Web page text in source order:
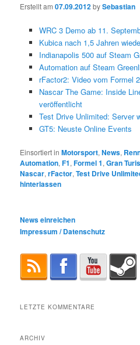
Erstellt am07.09.2012bySebastian
WRC 3 Demo ab 11.
Kubica nach 1,5 Jahren
Indianapolis 500 auf Steam
Automation auf Steam
rFactor2: Video vom Formel
Nascar The Game: Inside
veröffentlicht
Test Drive Unlimited: Server
GT5: Neuste Online Events
Einsortiert in Motorsport,News,
Automation,F1,Formel 1,Gran
Nascar,rFactor,Test Drive
hinterlassen
News einreichen
Impressum / Datenschutz
LETZTE KOMMENTARE
ARCHIV